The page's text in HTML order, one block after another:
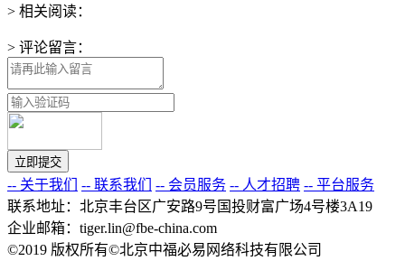
> 相关阅读：
> 评论留言：
-- 关于我们 -- 联系我们 -- 会员服务 -- 人才招聘 -- 平台服务
联系地址：北京丰台区广安路9号国投财富广场4号楼3A19
企业邮箱：tiger.lin@fbe-china.com
©2019 版权所有©北京中福必易网络科技有限公司